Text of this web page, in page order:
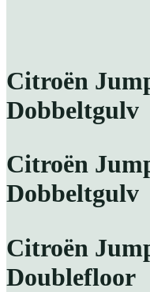
Citroën
Dobbeltgulv
Citroën
Dobbeltgulv
Citroën
Doublefloor